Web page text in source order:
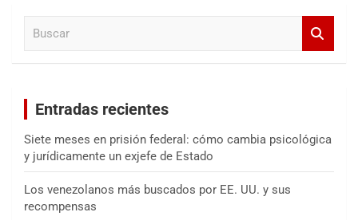
Entradas recientes
Siete meses en prisión federal: cómo cambia psicológica
y jurídicamente un exjefe de Estado
Los venezolanos más buscados por EE. UU. y sus
recompensas